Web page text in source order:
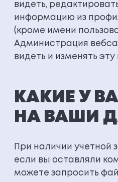
видеть,
информацию из
(кроме имени
Администрация
видеть и изменять
КАКИЕ У
НА ВАШИ
При наличии учетной
если вы оставляли
можете запросить